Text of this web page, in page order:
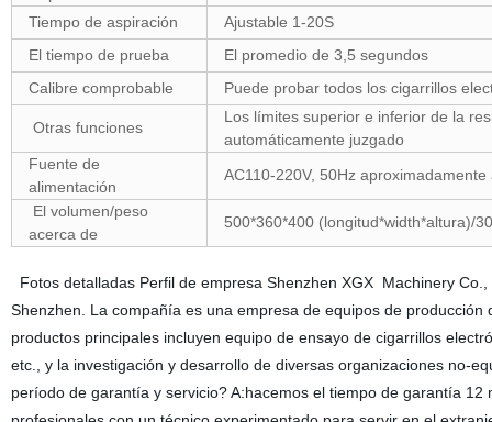
Tiempo de aspiración
Ajustable 1-20S
El tiempo de prueba
El promedio de 3,5 segundos
Calibre comprobable
Puede probar todos los cigarrillos
Otras funciones
Los límites superior e inferior de la
automáticamente juzgado
Fuente de
alimentación
AC110-220V, 50Hz
El volumen/peso
acerca de
500*360*400 (longitud*width*altura)/
Fotos detalladas Perfil de empresa Shenzhen XGX Machinery
Shenzhen. La compañía es una empresa de equipos de
productos principales incluyen equipo de ensayo de cigarrillos
etc., y la investigación y desarrollo de diversas organizaciones no-
período de garantía y servicio? A:hacemos el tiempo de garantía